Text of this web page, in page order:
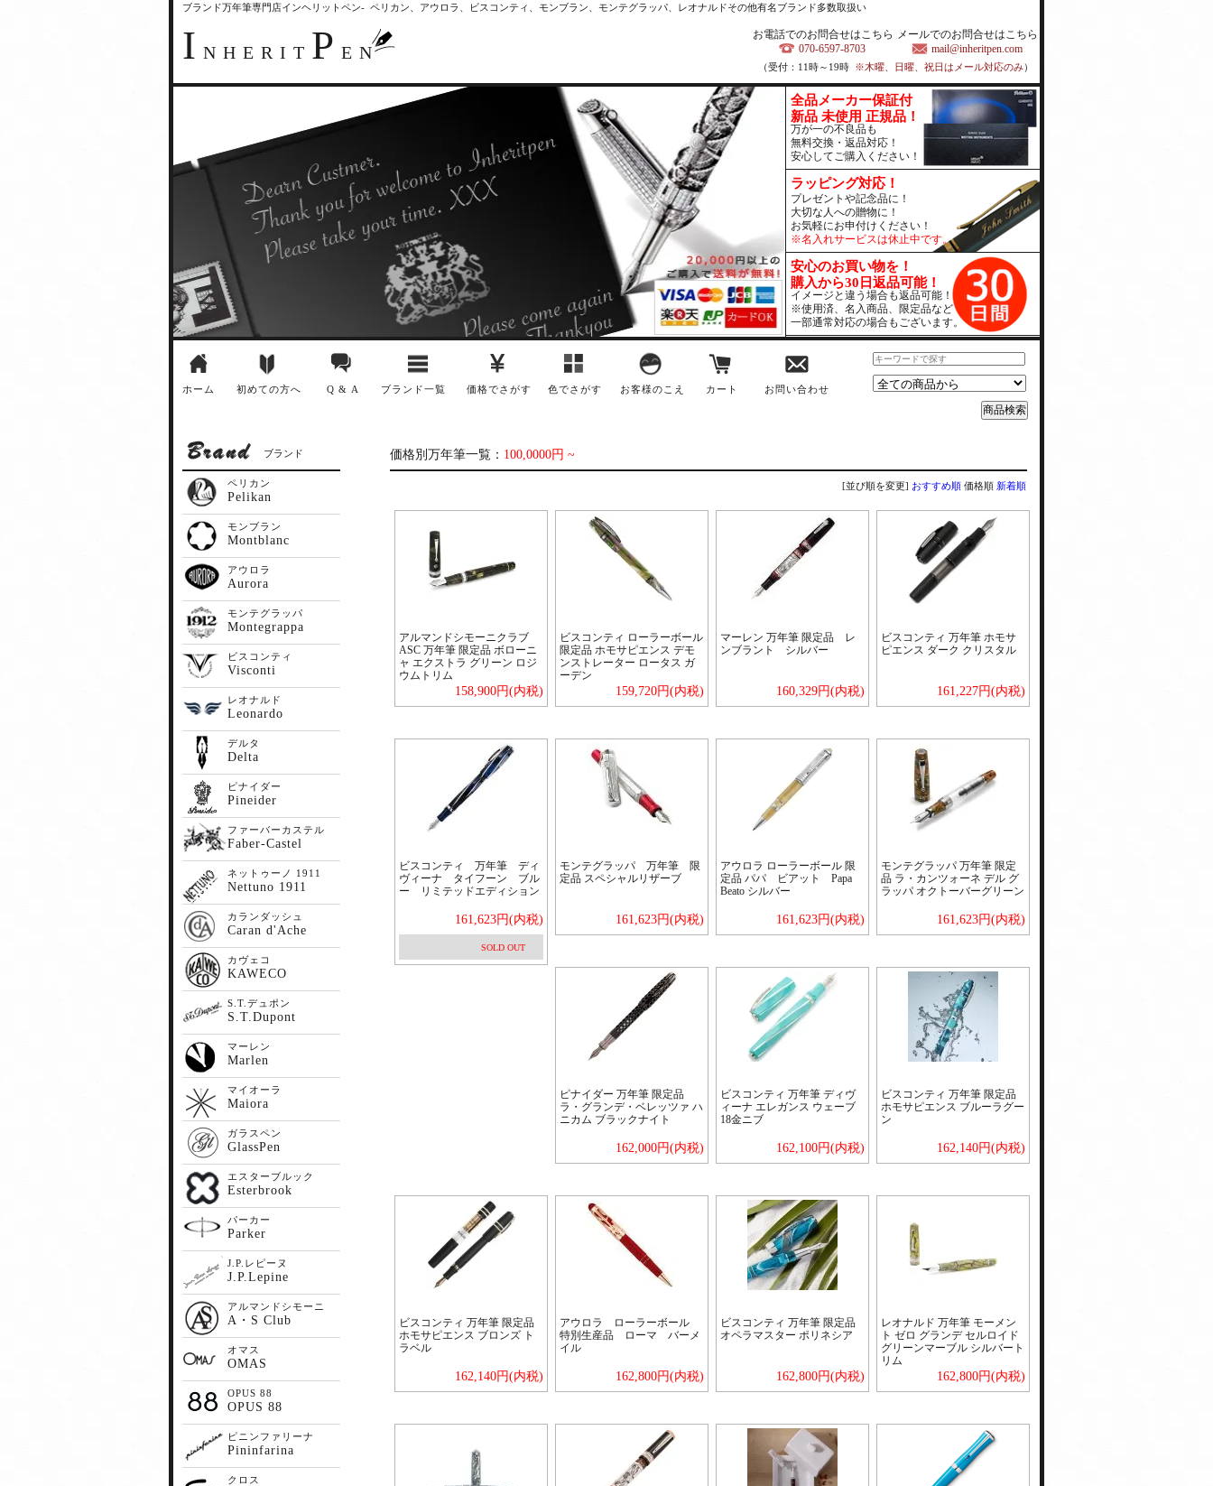
ブランド万年筆専門店インヘリットペン- ペリカン、アウロラ、ビスコンティ、モンブラン、モンテグラッパ、レオナルドその他有名ブランド多数取扱い
I NHERIT P EN
お電話でのお問合せはこちら
070-6597-8703
メールでのお問合せはこちら
mail@inheritpen.com
（受付：11時～19時 ※木曜、日曜、祝日はメール対応のみ）
全品メーカー保証付
新品 未使用 正規品！
万が一の不良品も
無料交換・返品対応！
安心してご購入ください！
ラッピング対応！
プレゼントや記念品に！
大切な人への贈物に！
お気軽にお申付けください！
※名入れサービスは休止中です。
安心のお買い物を！
購入から30日返品可能！
イメージと違う場合も返品可能！
※使用済、名入商品、限定品など
一部通常対応の場合もございます。
ホーム 初めての方へ Q & A ブランド一覧 価格でさがす 色でさがす お客様のこえ カート お問い合わせ
価格別万年筆一覧： 100,0000円 ~
[並び順を変更] おすすめ順 価格順 新着順
アルマンドシモーニクラブ
ASC 万年筆 限定品 ボローニ
ャ エクストラ グリーン ロジ
ウムトリム
158,900円(内税)
ビスコンティ ローラーボール
限定品 ホモサピエンス デモ
ンストレーター ロータス ガ
ーデン
159,720円(内税)
マーレン 万年筆 限定品 レ
ンブラント シルバー
160,329円(内税)
ビスコンティ 万年筆 ホモサ
ピエンス ダーク クリスタル
161,227円(内税)
ビスコンティ 万年筆 ディ
ヴィーナ タイフーン ブル
ー リミテッドエディション
161,623円(内税)
SOLD OUT
モンテグラッパ 万年筆 限
定品 スペシャルリザーブ
161,623円(内税)
アウロラ ローラーボール 限
定品 パパ ビアット Papa
Beato シルバー
161,623円(内税)
モンテグラッパ 万年筆 限定
品 ラ・カンツォーネ デル グ
ラッパ オクトーバーグリーン
161,623円(内税)
ピナイダー 万年筆 限定品
ラ・グランデ・ベレッツァ ハ
ニカム ブラックナイト
162,000円(内税)
ビスコンティ 万年筆 ディヴ
ィーナ エレガンス ウェーブ
18金ニブ
162,100円(内税)
ビスコンティ 万年筆 限定品
ホモサピエンス ブルーラグー
ン
162,140円(内税)
ビスコンティ 万年筆 限定品
ホモサピエンス ブロンズ ト
ラベル
162,140円(内税)
アウロラ ローラーボール
特別生産品 ローマ バーメ
イル
162,800円(内税)
ビスコンティ 万年筆 限定品
オペラマスター ポリネシア
162,800円(内税)
レオナルド 万年筆 モーメン
ト ゼロ グランデ セルロイド
グリーンマーブル シルバート
リム
162,800円(内税)
ブランド
ペリカン
Pelikan
モンブラン
Montblanc
アウロラ
Aurora
モンテグラッパ
Montegrappa
ビスコンティ
Visconti
レオナルド
Leonardo
デルタ
Delta
ピナイダー
Pineider
ファーバーカステル
Faber-Castel
ネットゥーノ 1911
Nettuno 1911
カランダッシュ
Caran d'Ache
カヴェコ
KAWECO
S.T.デュポン
S.T.Dupont
マーレン
Marlen
マイオーラ
Maiora
ガラスペン
GlassPen
エスターブルック
Esterbrook
パーカー
Parker
J.P.レピーヌ
J.P.Lepine
アルマンドシモーニ
A・S Club
オマス
OMAS
OPUS 88
OPUS 88
ピニンファリーナ
Pininfarina
クロス